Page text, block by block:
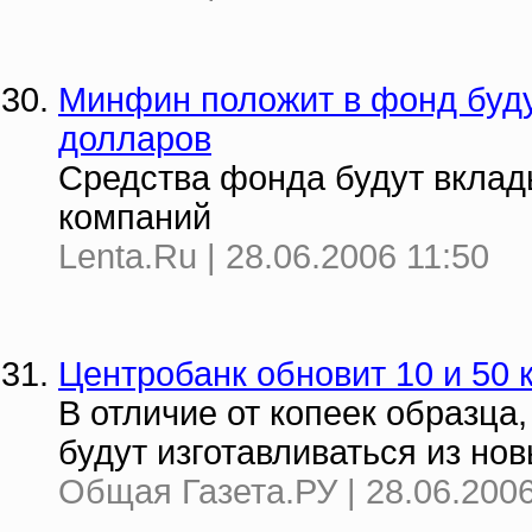
Минфин положит в фонд
долларов
Средства фонда будут
компаний
Lenta.Ru | 28.06.2006 11:50
Центробанк обновит 10 и 50
В отличие от копеек
будут изготавливаться из
Общая Газета.РУ |